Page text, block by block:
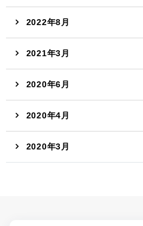
2022年8月
2021年3月
2020年6月
2020年4月
2020年3月